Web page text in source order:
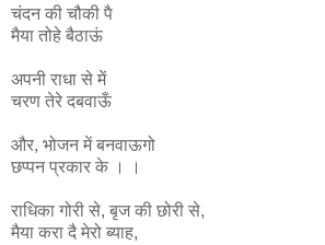
चंदन की चौकी पै
मैया तोहे बैठाऊं
अपनी राधा से में
चरण तेरे दबवाऊँ
और, भोजन में बनवाऊगो
छप्पन प्रकार के । ।
राधिका गोरी से, बृज की छोरी से,
मैया करा दै मेरो ब्याह,